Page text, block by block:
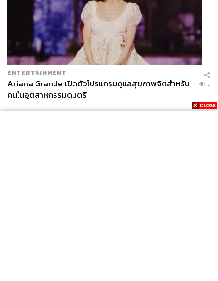
ENTERTAINMENT
Ariana Grande เปิดตัวโปรแกรมดูแลสุขภาพจิตสำหรับ
คนในอุตสาหกรรมดนตรี
...